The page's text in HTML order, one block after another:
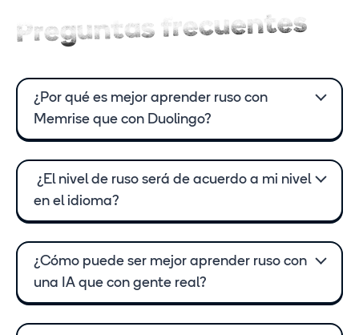
Preguntas frecuentes
¿Por qué es mejor aprender ruso con
Memrise que con Duolingo?
¿El nivel de ruso será de acuerdo a mi nivel
en el idioma?
¿Cómo puede ser mejor aprender ruso con
una IA que con gente real?